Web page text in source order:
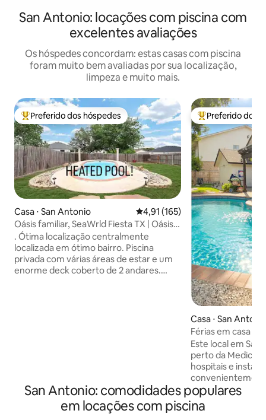
San Antonio: locações com piscina com
excelentes avaliações
Os hóspedes concordam: estas casas com piscina
foram muito bem avaliadas por sua localização,
limpeza e muito mais.
Entre os melhores preferidos dos hóspedes
Preferido dos hóspedes
Casa ⋅ San Antonio 4,91 de uma avaliação média de
4,91 (165)
Oásis familiar, SeaWrld Fiesta TX | Oásis
Bluebonnet
. Ótima localização centralmente
localizada em ótimo bairro. Piscina
privada com várias áreas de estar e um
enorme deck coberto de 2 andares.
quartos. Grande cozinha aberta com
tudo o que você precisa para cozinhar.
POR CÓDIGO DA CIDADE, NÃO SÃO
Entre os
Preferido dos
Casa ⋅ San
Férias em casa
center, SeaWorld,
Este local em
perto da Medical
hospitais e
comerciais e de
River Walk, Six
Acomoda 6
San Antonio: comodidades populares
em locações com piscina